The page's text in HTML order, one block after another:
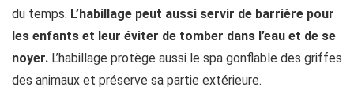
du temps. L’habillage peut aussi servir de barrière pour
les enfants et leur éviter de tomber dans l’eau et de se
noyer. L’habillage protège aussi le spa gonflable des griffes
des animaux et préserve sa partie extérieure.